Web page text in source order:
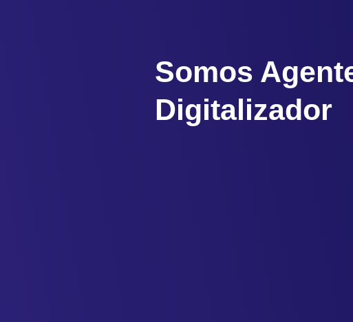
Somos
Digitalizador